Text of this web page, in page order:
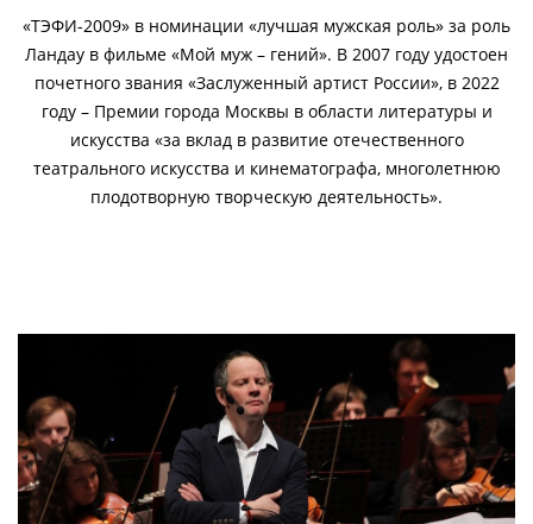
«ТЭФИ-2009» в номинации «лучшая мужская роль» за роль
Ландау в фильме «Мой муж – гений». В 2007 году удостоен
почетного звания «Заслуженный артист России», в 2022
году – Премии города Москвы в области литературы и
искусства «за вклад в развитие отечественного
театрального искусства и кинематографа, многолетнюю
плодотворную творческую деятельность».